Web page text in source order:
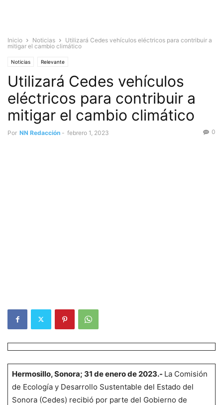
Inicio Noticias
Utilizará Cedes vehículos eléctricos para contribuir a
mitigar el cambio climático
Noticias Relevante
Utilizará Cedes vehículos
eléctricos para contribuir a
mitigar el cambio climático
Por NN Redacción - febrero 1, 2023 0
Hermosillo, Sonora; 31 de enero de 2023.- La Comisión
de Ecología y Desarrollo Sustentable del Estado del
Sonora (Cedes) recibió por parte del Gobierno de